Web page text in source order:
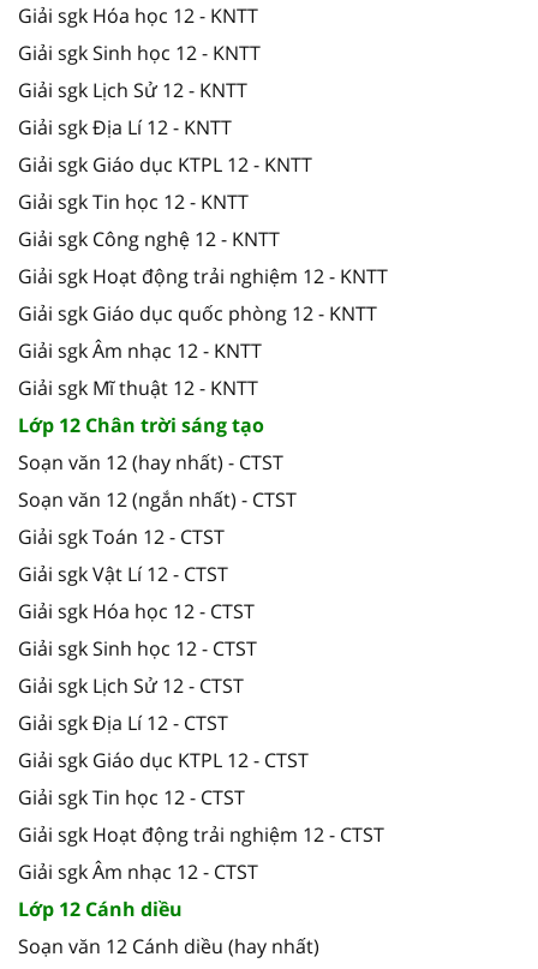
Giải sgk Hóa học 12 - KNTT
Giải sgk Sinh học 12 - KNTT
Giải sgk Lịch Sử 12 - KNTT
Giải sgk Địa Lí 12 - KNTT
Giải sgk Giáo dục KTPL 12 - KNTT
Giải sgk Tin học 12 - KNTT
Giải sgk Công nghệ 12 - KNTT
Giải sgk Hoạt động trải nghiệm 12 - KNTT
Giải sgk Giáo dục quốc phòng 12 - KNTT
Giải sgk Âm nhạc 12 - KNTT
Giải sgk Mĩ thuật 12 - KNTT
Lớp 12 Chân trời sáng tạo
Soạn văn 12 (hay nhất) - CTST
Soạn văn 12 (ngắn nhất) - CTST
Giải sgk Toán 12 - CTST
Giải sgk Vật Lí 12 - CTST
Giải sgk Hóa học 12 - CTST
Giải sgk Sinh học 12 - CTST
Giải sgk Lịch Sử 12 - CTST
Giải sgk Địa Lí 12 - CTST
Giải sgk Giáo dục KTPL 12 - CTST
Giải sgk Tin học 12 - CTST
Giải sgk Hoạt động trải nghiệm 12 - CTST
Giải sgk Âm nhạc 12 - CTST
Lớp 12 Cánh diều
Soạn văn 12 Cánh diều (hay nhất)